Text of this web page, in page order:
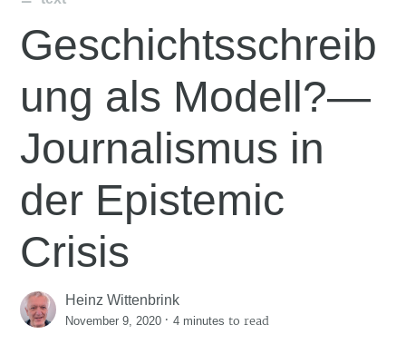
Geschichtsschreib
ung als Modell?—
Journalismus in
der Epistemic
Crisis
Heinz Wittenbrink
November 9, 2020 ·4 minutes to read